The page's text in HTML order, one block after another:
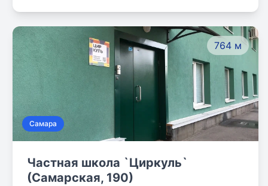
764 м
Самара
Частная школа `Циркуль`
(Самарская, 190)